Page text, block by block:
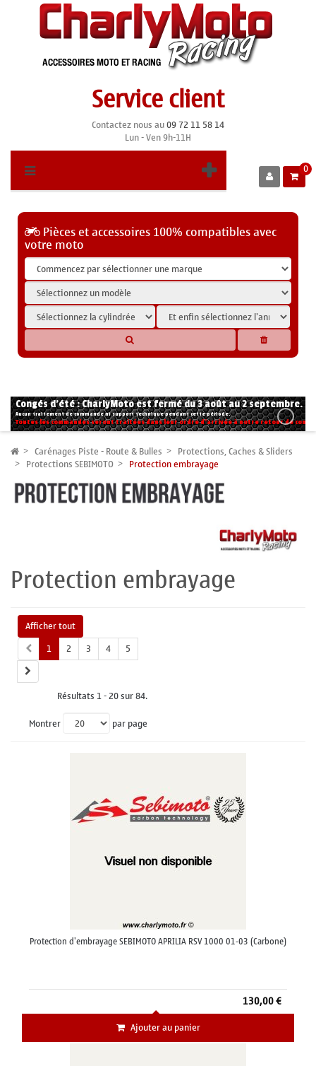
Service client
Contactez nous au09 72 11 58 14
Lun - Ven 9h-11H
0
Pièces et accessoires 100% compatibles avec
votre moto
Congés d'été : CharlyMoto est fermé du 3 août au 2 septembre.
Aucun traitement de commande ni support technique pendant cette période.
Toutes les commandes seront traitées dans leur ordre d'arrivée à notre retour de
Carénages Piste - Route & Bulles Protections, Caches & Sliders
Protections SEBIMOTO Protection embrayage
Protection embrayage
Afficher tout
1
2 3 4 5
Résultats 1 - 20 sur 84.
Montrer
par page
Protection d'embrayage SEBIMOTO APRILIA RSV 1000 01-03 (Carbone)
130,00 €
Ajouter au panier